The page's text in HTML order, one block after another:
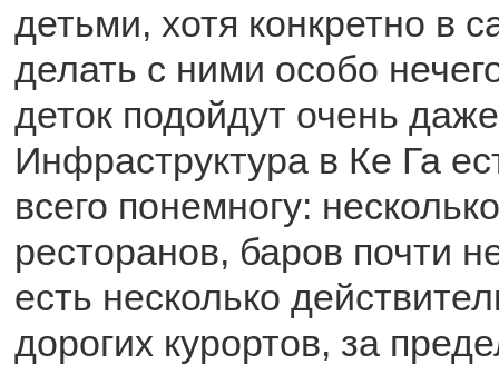
детьми, хотя конкретно в
делать с ними особо
деток подойдут очень
Инфраструктура в Ке Га
всего понемногу:
ресторанов, баров почти
есть несколько
дорогих курортов, за